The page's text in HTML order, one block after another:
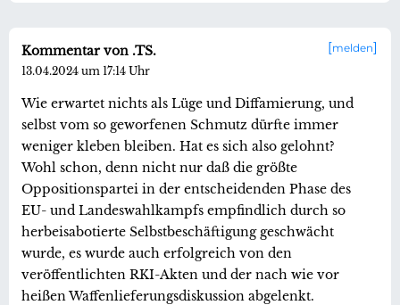
melden
Kommentar von .TS.
13.04.2024 um 17:14 Uhr
Wie erwartet nichts als Lüge und Diffamierung, und
selbst vom so geworfenen Schmutz dürfte immer
weniger kleben bleiben. Hat es sich also gelohnt?
Wohl schon, denn nicht nur daß die größte
Oppositionspartei in der entscheidenden Phase des
EU- und Landeswahlkampfs empfindlich durch so
herbeisabotierte Selbstbeschäftigung geschwächt
wurde, es wurde auch erfolgreich von den
veröffentlichten RKI-Akten und der nach wie vor
heißen Waffenlieferungsdiskussion abgelenkt.